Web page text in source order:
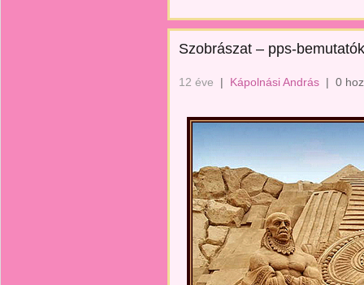
Szobrászat – pps-bemutatók
12 éve | Kápolnási András | 0